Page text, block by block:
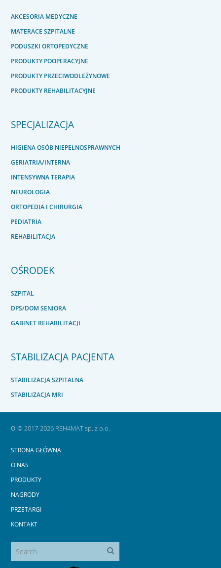
AKCESORIA MEDYCZNE
MATERACE SZPITALNE
PODUSZKI ORTOPEDYCZNE
PRODUKTY POOPERACYJNE
PRODUKTY PRZECIWODLEŻYNOWE
PRODUKTY REHABILITACYJNE
SPECJALIZACJA
HIGIENA OSÓB NIEPEŁNOSPRAWNYCH
GERIATRIA/INTERNA
INTENSYWNA TERAPIA
NEUROLOGIA
ORTOPEDIA I CHIRURGIA
PEDIATRIA
REHABILITACJA
OŚRODEK
SZPITAL
DPS/DOM SENIORA
GABINET REHABILITACJI
STABILIZACJA PACJENTA
STABILIZACJA SZPITALNA
STABILIZACJA MRI
o© 2017-2026 REH4MAT sp. z o.o.
STRONA GŁÓWNA
O NAS
PRODUKTY
NAGRODY
PRZETARGI
KONTAKT